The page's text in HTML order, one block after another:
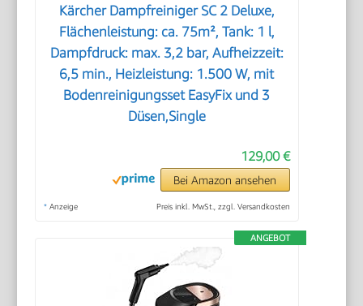
Kärcher Dampfreiniger SC 2 Deluxe,
Flächenleistung: ca. 75m², Tank: 1 l,
Dampfdruck: max. 3,2 bar, Aufheizzeit:
6,5 min., Heizleistung: 1.500 W, mit
Bodenreinigungsset EasyFix und 3
Düsen,Single
129,00 €
Bei Amazon ansehen
* Anzeige Preis inkl. MwSt., zzgl. Versandkosten
ANGEBOT